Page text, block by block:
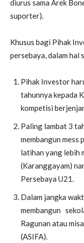
diurus sama Arek
suporter).
Khusus bagi Pihak
persebaya, dalam hal
Pihak Investor
tahunnya kepada
kompetisi
Paling lambat 3
membangun mess
latihan yang lebih
(Karanggayam)
Persebaya U21.
Dalam jangka
membangun
Ragunan atau
(ASIFA).